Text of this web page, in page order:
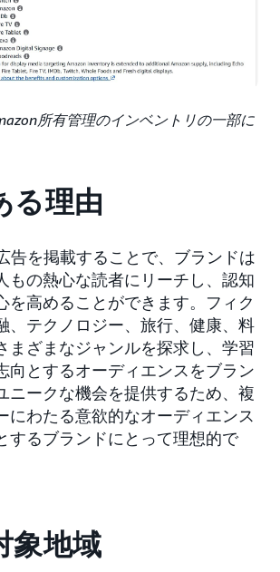
所有管理のインベントリの一部に
る理由
告を掲載することで、ブランドは
もの熱心な読者にリーチし、認知
を高めることができます。フィク
、テクノロジー、旅行、健康、料
まざまなジャンルを探求し、学習
向とするオーディエンスをブラン
ニークな機会を提供するため、複
にわたる意欲的なオーディエンス
するブランドにとって理想的で
象地域